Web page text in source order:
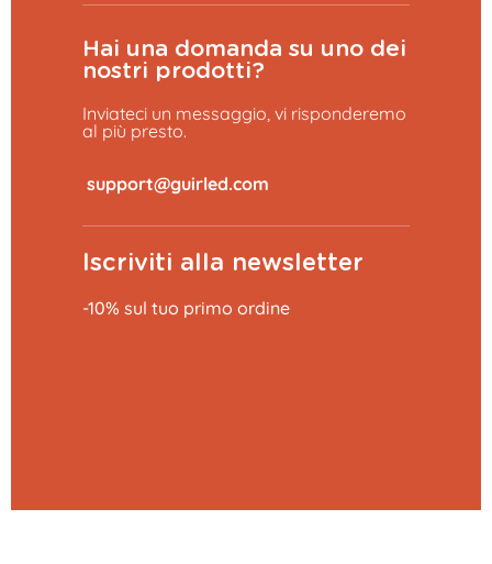
Hai una domanda su uno dei
nostri prodotti?
Inviateci un messaggio, vi risponderemo
al più presto.
Iscriviti alla newsletter
-10% sul tuo primo ordine